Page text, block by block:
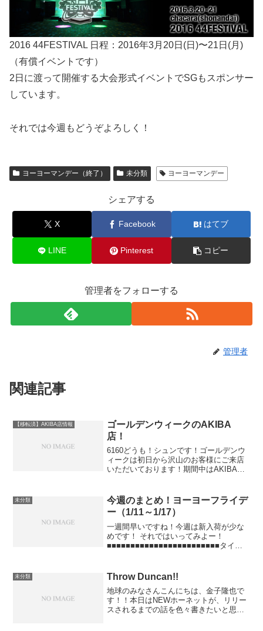
2016 44FESTIVAL 日程：2016年3月20日(日)〜21日(月)
（有償イベントです）
2日に渡って開催する大会形式イベントでSGもスポンサー
しています。
それでは今週もどうぞよろしく！
ヨーヨーマンデー（終了） 未分類 ヨーヨーマンデー
シェアする
X Facebook はてブ
LINE Pinterest コピー
管理者をフォローする
管理者
関連記事
【移転済】AKIBA店情報
ゴールデンウィークのAKIBA
店！
6160どうも！シュンです！ゴールデンウ
ィークは初日から沢山のお客様にご来店
いただいております！期間中はAKIBA店
ャ」などやってますよ～！！「SGガチ
ャ GWヴァ...
未分類
今週のまとめ！ヨーヨーフライデ
ー（1/11～1/17）
一週間早いですね！今週は新入荷が少な
めです！ それではいってみよー！
■■■■■■■■■■■■■■■■■■■■■■■■タイト
【AKIBAブログ】★1/12 E...
未分類 Throw Duncan!!
地球のみなさんこんにちは、金子隆也で
す！！本日はNEWホーネットが、リリー
スされるまでの話を色々書きたいと思い